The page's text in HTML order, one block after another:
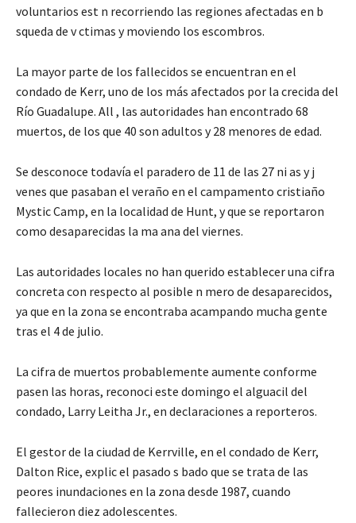
voluntarios est n recorriendo las regiones afectadas en b
squeda de v ctimas y moviendo los escombros.
La mayor parte de los fallecidos se encuentran en el
condado de Kerr, uno de los más afectados por la crecida del
Río Guadalupe. All , las autoridades han encontrado 68
muertos, de los que 40 son adultos y 28 menores de edad.
Se desconoce todavía el paradero de 11 de las 27 ni as y j
venes que pasaban el veraño en el campamento cristiaño
Mystic Camp, en la localidad de Hunt, y que se reportaron
como desaparecidas la ma ana del viernes.
Las autoridades locales no han querido establecer una cifra
concreta con respecto al posible n mero de desaparecidos,
ya que en la zona se encontraba acampando mucha gente
tras el 4 de julio.
La cifra de muertos probablemente aumente conforme
pasen las horas, reconoci este domingo el alguacil del
condado, Larry Leitha Jr., en declaraciones a reporteros.
El gestor de la ciudad de Kerrville, en el condado de Kerr,
Dalton Rice, explic el pasado s bado que se trata de las
peores inundaciones en la zona desde 1987, cuando
fallecieron diez adolescentes.